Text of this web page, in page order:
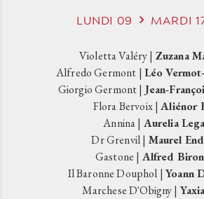
LUNDI 09 MARDI
Violetta Valéry | Zuzana
Alfredo Germont | Léo
Giorgio Germont | Jean-
Flora Bervoix |Aliénor
Annina | Aurelia
Dr Grenvil | Maurel
Gastone | Alfred
Il Baronne Douphol |Yoann
Marchese D'Obigny |